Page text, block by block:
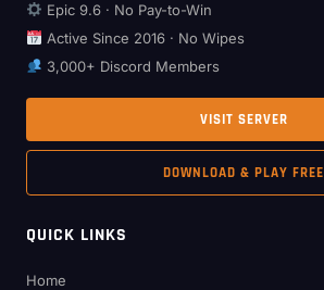
Epic 9.6 · No Pay-to-Win
Active Since 2016 · No Wipes
3,000+ Discord Members
VISIT SERVER
DOWNLOAD & PLAY FREE
QUICK LINKS
Home